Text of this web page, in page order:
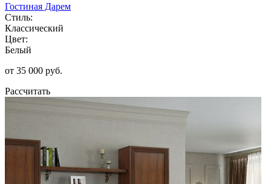
Гостиная Дарем
Стиль:
Классический
Цвет:
Белый
от 35 000 руб.
Рассчитать